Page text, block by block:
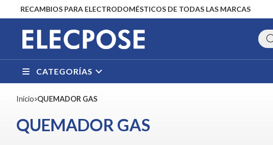
RECAMBIOS PARA ELECTRODOMÉSTICOS DE TODAS LAS MARCAS
CATEGORÍAS
Inicio QUEMADOR GAS
QUEMADOR GAS